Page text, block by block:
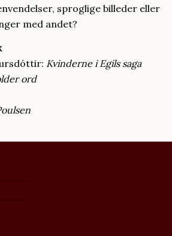
sproglige billeder eller
med andet?
Kvinderne i Egils saga
ord